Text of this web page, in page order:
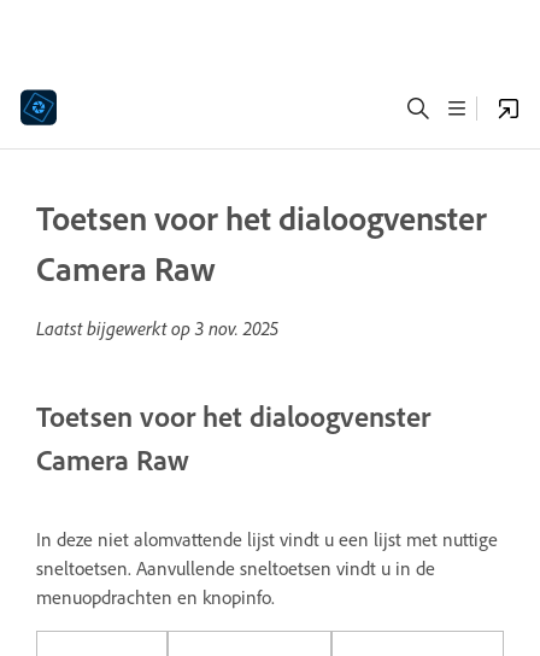
Toetsen voor het dialoogvenster
Camera Raw
Laatst bijgewerkt op 3 nov. 2025
Toetsen voor het dialoogvenster
Camera Raw
In deze niet alomvattende lijst vindt u een lijst met nuttige
sneltoetsen. Aanvullende sneltoetsen vindt u in de
menuopdrachten en knopinfo.